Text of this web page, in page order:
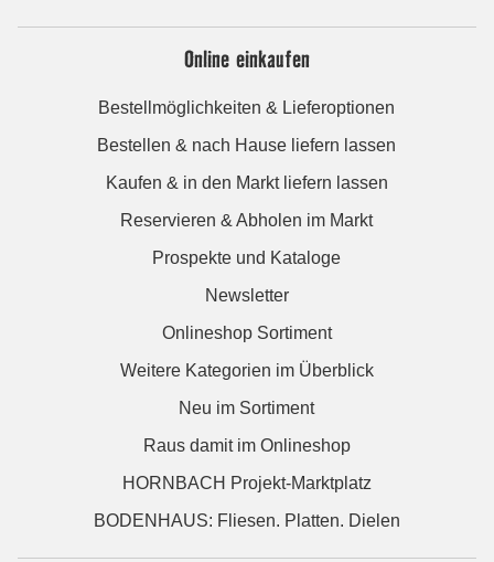
Online einkaufen
Bestellmöglichkeiten & Lieferoptionen
Bestellen & nach Hause liefern lassen
Kaufen & in den Markt liefern lassen
Reservieren & Abholen im Markt
Prospekte und Kataloge
Newsletter
Onlineshop Sortiment
Weitere Kategorien im Überblick
Neu im Sortiment
Raus damit im Onlineshop
HORNBACH Projekt-Marktplatz
BODENHAUS: Fliesen. Platten. Dielen